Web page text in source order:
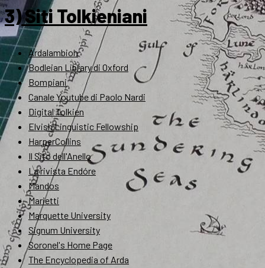
3) Siti Tolkieniani
Ardalambion
Bodleian Library di Oxford
Bompiani
Canale Youtube di Paolo Nardi
Digital Tolkien
Elvish Linguistic Fellowship
HarperCollins
Il Sito dell'Anello
La rivista Endóre
Mandos
Marietti
Marquette University
Signum University
Soronel's Home Page
The Encyclopedia of Arda